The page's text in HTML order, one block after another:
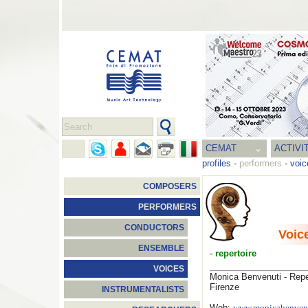
CEMAT
profiles - performers -
COMPOSERS
PERFORMERS
CONDUCTORS
ENSEMBLE
VOICES
INSTRUMENTALISTS
- repertoire
Monica Benvenuti -
Firenze